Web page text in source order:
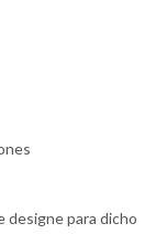
designe para dicho